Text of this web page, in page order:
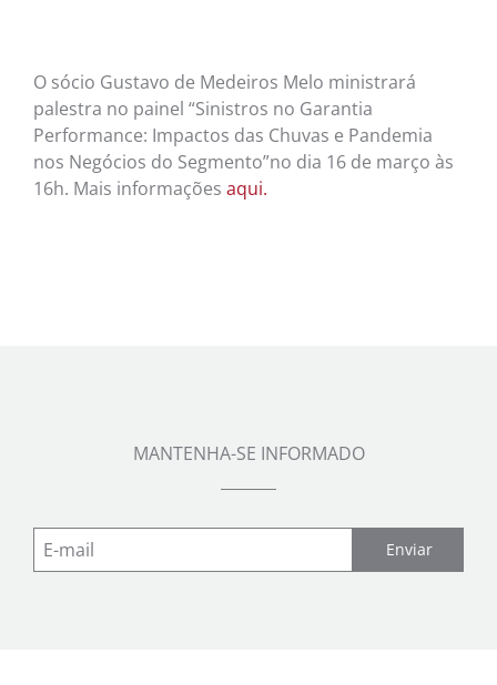
O sócio Gustavo de Medeiros Melo ministrará
palestra no painel “Sinistros no Garantia
Performance: Impactos das Chuvas e Pandemia
nos Negócios do Segmento”no dia 16 de março às
16h. Mais informações aqui.
MANTENHA-SE INFORMADO
Enviar